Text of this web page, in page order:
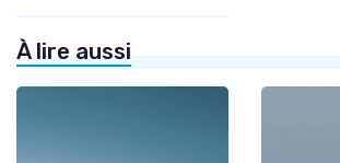
À lire aussi